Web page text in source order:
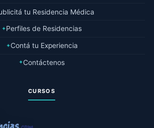
tu Residencia Médica
✦Perfiles de Residencias
✦Contá tu Experiencia
✦Contáctenos
CURSOS